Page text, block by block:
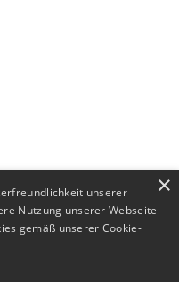
×
unserer
Nutzung unserer Webseite
gemäß unserer Cookie-